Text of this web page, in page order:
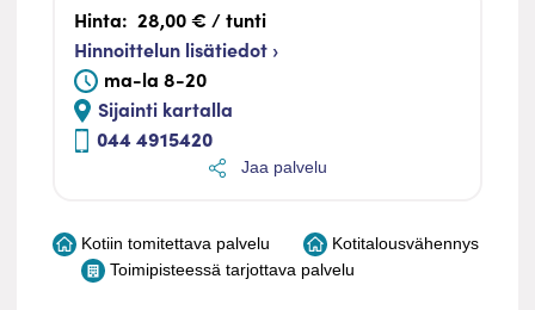
Hinta: 28,00 € / tunti
Hinnoittelun lisätiedot ›
ma-la 8-20
Sijainti kartalla
044 4915420
Jaa palvelu
Kotiin tomitettava palvelu
Kotitalousvähennys
Toimipisteessä tarjottava palvelu